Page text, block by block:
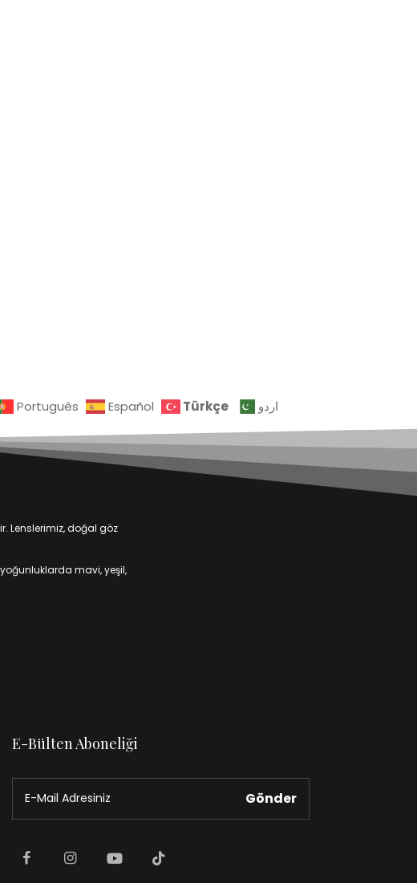
Português Español Türkçe اردو
Lenslerimiz, doğal göz
mavi, yeşil,
E-Bülten Aboneliği
Gönder